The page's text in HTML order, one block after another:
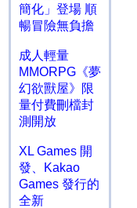
簡化」登場 順
暢冒險無負擔
成人輕量
MMORPG《夢
幻欲獸屋》限
量付費刪檔封
測開放
XL Games 開
發、Kakao
Games 發行的
全新